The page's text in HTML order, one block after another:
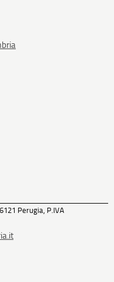
Perugia, P.IVA